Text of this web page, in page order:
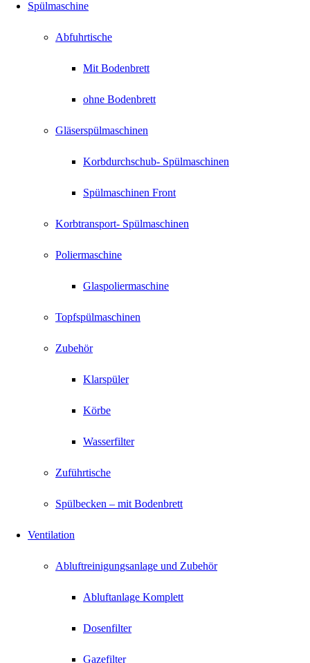
Spülmaschine
Abfuhrtische
Mit Bodenbrett
ohne Bodenbrett
Gläserspülmaschinen
Korbdurchschub- Spülmaschinen
Spülmaschinen Front
Korbtransport- Spülmaschinen
Poliermaschine
Glaspoliermaschine
Topfspülmaschinen
Zubehör
Klarspüler
Körbe
Wasserfilter
Zuführtische
Spülbecken – mit Bodenbrett
Ventilation
Abluftreinigungsanlage und Zubehör
Abluftanlage Komplett
Dosenfilter
Gazefilter